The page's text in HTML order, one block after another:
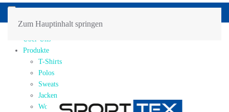
Zum Hauptinhalt springen
Home
Über Uns
Produkte
T-Shirts
Polos
Sweats
Jacken
Workwear